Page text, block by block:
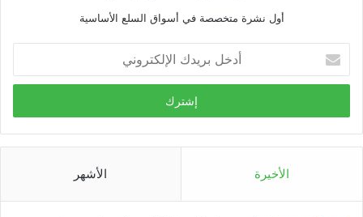
أول نشرة متخصصة في أسواق السلع الأساسية
بريدك
الإلكتروني
الأخيرة الأشهر